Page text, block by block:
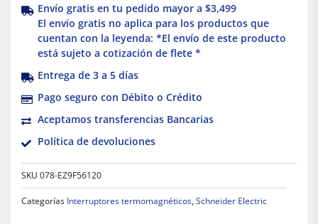
Envío gratis en tu pedido mayor a $3,499
El envío gratis no aplica para los productos que
cuentan con la leyenda: *El envío de este producto
está sujeto a cotización de flete *
Entrega de 3 a 5 días
Pago seguro con Débito o Crédito
Aceptamos transferencias Bancarias
Política de devoluciones
SKU 078-EZ9F56120
Categorías Interruptores termomagnéticos, Schneider Electric